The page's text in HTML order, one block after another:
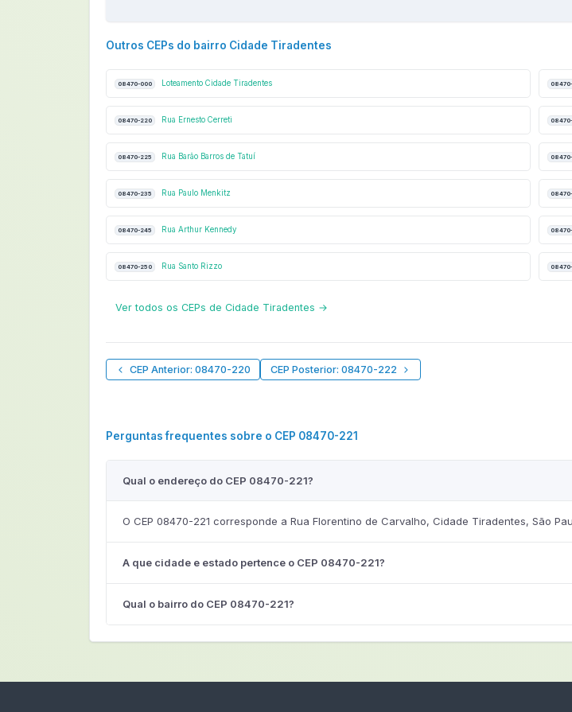
Outros CEPs do bairro Cidade Tiradentes
08470-000 Loteamento Cidade Tiradentes
08470-220 Rua Ernesto Cerreti
08470-225 Rua Barão Barros de Tatuí
08470-235 Rua Paulo Menkitz
08470-245 Rua Arthur Kennedy
08470-250 Rua Santo Rizzo
Ver todos os CEPs de Cidade Tiradentes →
CEP Anterior: 08470-220 CEP Posterior: 08470-222
Perguntas frequentes sobre o CEP 08470-221
Qual o endereço do CEP 08470-221?
O CEP 08470-221 corresponde a Rua Florentino de Carvalho, Cidade Tiradentes, São
A que cidade e estado pertence o CEP 08470-221?
Qual o bairro do CEP 08470-221?